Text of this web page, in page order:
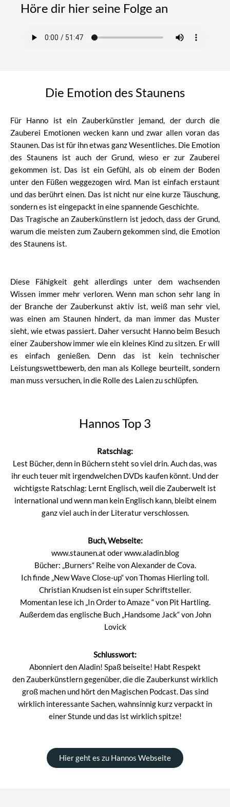
Höre dir hier seine Folge an
Die Emotion des Staunens
Für Hanno ist ein Zauberkünstler jemand, der durch die
Zauberei Emotionen wecken kann und zwar allen voran das
Staunen. Das ist für ihn etwas ganz Wesentliches. Die Emotion
des Staunens ist auch der Grund, wieso er zur Zauberei
gekommen ist. Das ist ein Gefühl, als ob einem der Boden
unter den Füßen weggezogen wird. Man ist einfach erstaunt
und das berührt einen. Das ist nicht nur eine kurze Täuschung,
sondern es ist eingepackt in eine spannende Geschichte.
Das Tragische an Zauberkünstlern ist jedoch, dass der Grund,
warum die meisten zum Zaubern gekommen sind, die Emotion
des Staunens ist.
Diese Fähigkeit geht allerdings unter dem wachsenden
Wissen immer mehr verloren. Wenn man schon sehr lang in
der Branche der Zauberkunst aktiv ist, weiß man sehr viel,
was einen am Staunen hindert, da man immer das Muster
sieht, wie etwas passiert. Daher versucht Hanno beim Besuch
einer Zaubershow immer wie ein kleines Kind zu sitzen. Er will
es einfach genießen. Denn das ist kein technischer
Leistungswettbewerb, den man als Kollege beurteilt, sondern
man muss versuchen, in die Rolle des Laien zu schlüpfen.
Hannos Top 3
Ratschlag:
Lest Bücher, denn in Büchern steht so viel drin. Auch das, was
ihr euch teuer mit irgendwelchen DVDs kaufen könnt. Und der
wichtigste Ratschlag: Lernt Englisch, weil die Zauberwelt ist
international und wenn man kein Englisch kann, bleibt einem
ganz viel auch in der Literatur verschlossen.
Buch, Webseite:
www.staunen.at oderwww.aladin.blog
Bücher: „Burners“ Reihe von Alexander de Cova.
Ich finde „New Wave Close-up“ von Thomas Hierling toll.
Christian Knudsen ist ein super Schriftsteller.
Momentan lese ich „In Order to Amaze “ von Pit Hartling.
Außerdem das englische Buch „Handsome Jack“ von John
Lovick
Schlusswort:
Abonniert den Aladin! Spaß beiseite! Habt Respekt
den Zauberkünstlern gegenüber, die die Zauberkunst wirklich
groß machen und hört den Magischen Podcast. Das sind
wirklich interessante Sachen, wahnsinnig kurz verpackt in
einer Stunde und das ist wirklich spitze!
Hier geht es zu Hannos Webseite